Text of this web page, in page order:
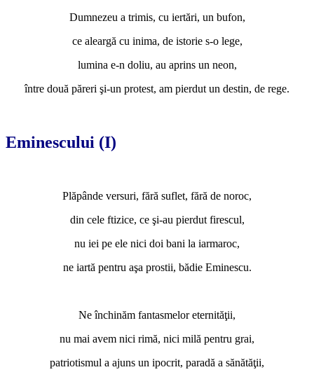
Dumnezeu a trimis, cu iertări, un bufon,
ce aleargă cu inima, de istorie s-o lege,
lumina e-n doliu, au aprins un neon,
între două păreri şi-un protest, am pierdut un destin, de rege.
Eminescului (I)
Plăpânde versuri, fără suflet, fără de noroc,
din cele ftizice, ce şi-au pierdut firescul,
nu iei pe ele nici doi bani la iarmaroc,
ne iartă pentru aşa prostii, bădie Eminescu.
Ne închinăm fantasmelor eternităţii,
nu mai avem nici rimă, nici milă pentru grai,
patriotismul a ajuns un ipocrit, paradă a sănătăţii,